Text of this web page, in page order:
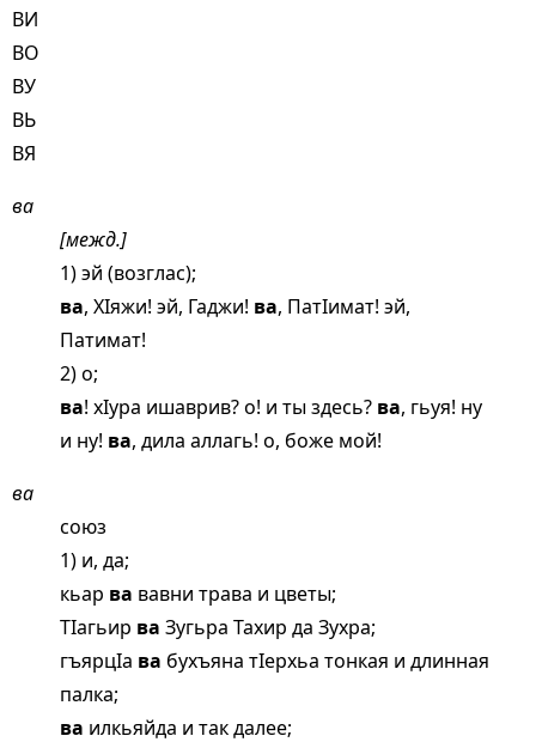
ВИ
ВО
ВУ
ВЬ
ВЯ
ва
[межд.]
1) эй (возглас);
ва, ХIяжи! эй, Гаджи! ва, ПатIимат! эй,
Патимат!
2) о;
ва! хIура ишаврив? о! и ты здесь? ва, гьуя! ну
и ну! ва, дила аллагь! о, боже мой!
ва
союз
1) и, да;
кьар ва вавни трава и цветы;
ТIагьир ва Зугьра Тахир да Зухра;
гъярцIа ва бухъяна тIерхьа тонкая и длинная
палка;
ва илкьяйда и так далее;